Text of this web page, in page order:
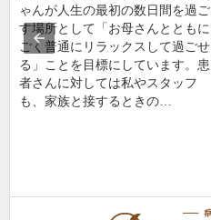
ゃんが人生の最初の数日間を過ご
す場所として「お母さんとともに
ごく普通にリラックスして過ごせ
る」ことを目標にしています。患
者さんに対しては私やスタッフ
も、家族と接するときの…